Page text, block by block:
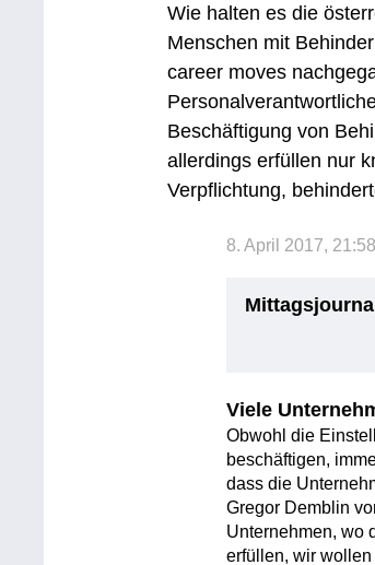
Wie halten es die
Menschen mit
career moves
Beschäftigung von
allerdings erfüllen nur
Verpflichtung,
8. April 2017, 21:58
Viele
Obwohl die
beschäftigen,
dass die
Gregor Demblin
Unternehmen, wo
erfüllen, wir